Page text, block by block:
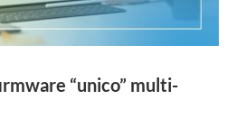
“unico” multi-